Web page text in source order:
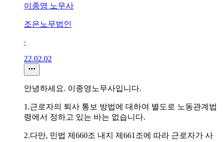
이종영 노무사
조은노무법인
∙
22.02.02
안녕하세요. 이종영노무사입니다.
1.근로자의 퇴사 통보 방법에 대하여 별도로 노동관계법
령에서 정하고 있는 바는 없습니다.
2.다만, 민법 제660조 내지 제661조에 따라 근로자가 사